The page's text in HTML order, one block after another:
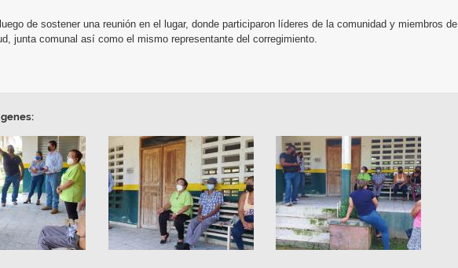
de sostener una reunión en el lugar, donde participaron líderes de la comunidad y miembros de
junta comunal así como el mismo representante del corregimiento.